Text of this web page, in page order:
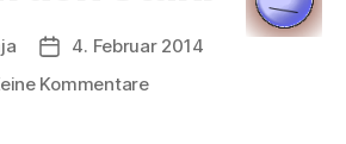
Veröffentlichungsdatum
4. Februar 2014
Kommentarezu